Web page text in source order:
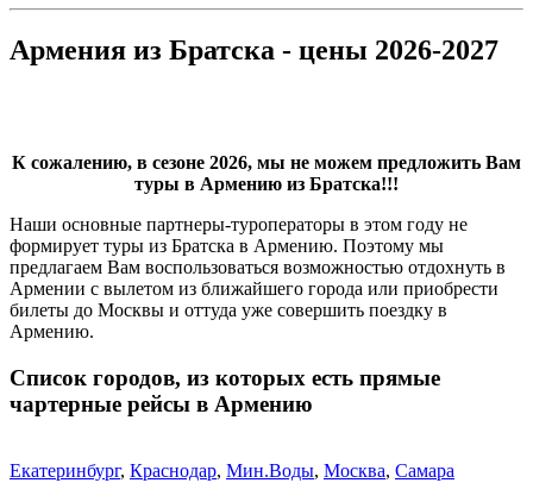
Армения из Братска - цены 2026-2027
К сожалению, в сезоне 2026, мы не можем предложить Вам
туры в Армению из Братска!!!
Наши основные партнеры-туроператоры в этом году не
формирует туры из Братска в Армению. Поэтому мы
предлагаем Вам воспользоваться возможностью отдохнуть в
Армении с вылетом из ближайшего города или приобрести
билеты до Москвы и оттуда уже совершить поездку в
Армению.
Список городов, из которых есть прямые
чартерные рейсы в Армению
Екатеринбург, Краснодар, Мин.Воды, Москва, Самара